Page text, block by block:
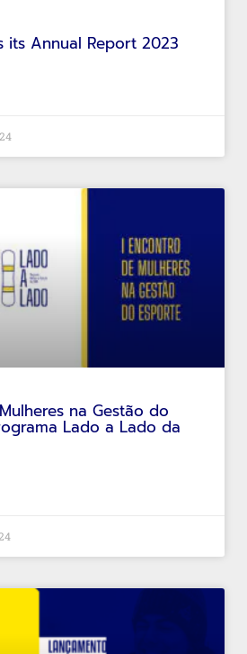
its Annual Report 2023
na Gestão do
Lado a Lado da